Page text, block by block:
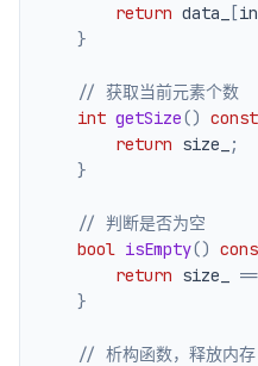
return data_ [
}
// 获取当前元素个数
int getSize() const
return size_
;
}
// 判断是否为空
bool isEmpty()
return size_ ==
}
// 析构函数，释放内存